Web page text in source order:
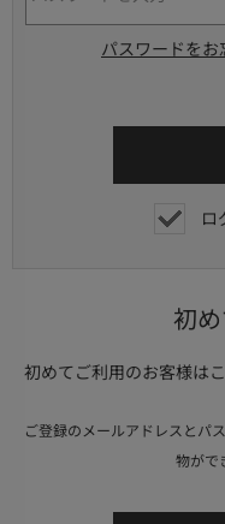
パスワードをお
ロ
初
初めてご利用のお客様は
ご登録のメールアドレスとパ
物がで